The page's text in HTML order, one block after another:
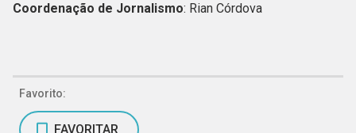
Coordenação de Jornalismo: Rian Córdova
Favorito:
FAVORITAR